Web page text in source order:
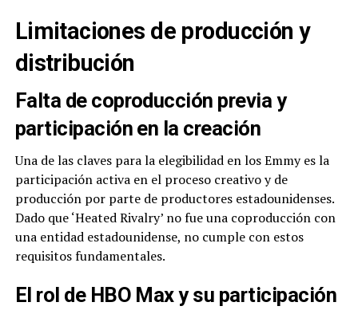
Limitaciones de producción y
distribución
Falta de coproducción previa y
participación en la creación
Una de las claves para la elegibilidad en los Emmy es la
participación activa en el proceso creativo y de
producción por parte de productores estadounidenses.
Dado que ‘Heated Rivalry’ no fue una coproducción con
una entidad estadounidense, no cumple con estos
requisitos fundamentales.
El rol de HBO Max y su participación